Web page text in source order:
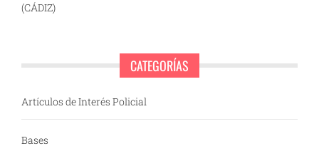
(CÁDIZ)
CATEGORÍAS
Artículos de Interés Policial
Bases